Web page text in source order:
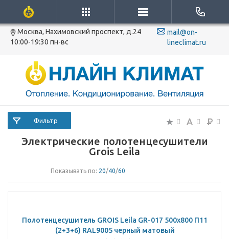
Москва, Нахимовский проспект, д.24
10:00-19:30 пн-вс
mail@on-
lineclimat.ru
Электрические полотенцесушители
Grois Leila
Фильтр
Показывать по: 20/40/60
Полотенцесушитель GROIS Leila GR-017 500х800 П11
(2+3+6) RAL9005 черный матовый